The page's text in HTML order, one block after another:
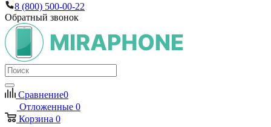
8 (800) 500-00-22
Обратный звонок
Сравнение0
Отложенные 0
Корзина 0